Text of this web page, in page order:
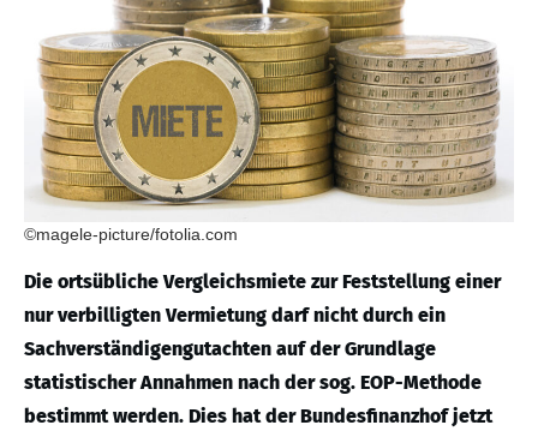
©magele-picture/fotolia.com
Die ortsübliche Vergleichsmiete zur Feststellung einer
nur verbilligten Vermietung darf nicht durch ein
Sachverständigengutachten auf der Grundlage
statistischer Annahmen nach der sog. EOP-Methode
bestimmt werden. Dies hat der Bundesfinanzhof jetzt